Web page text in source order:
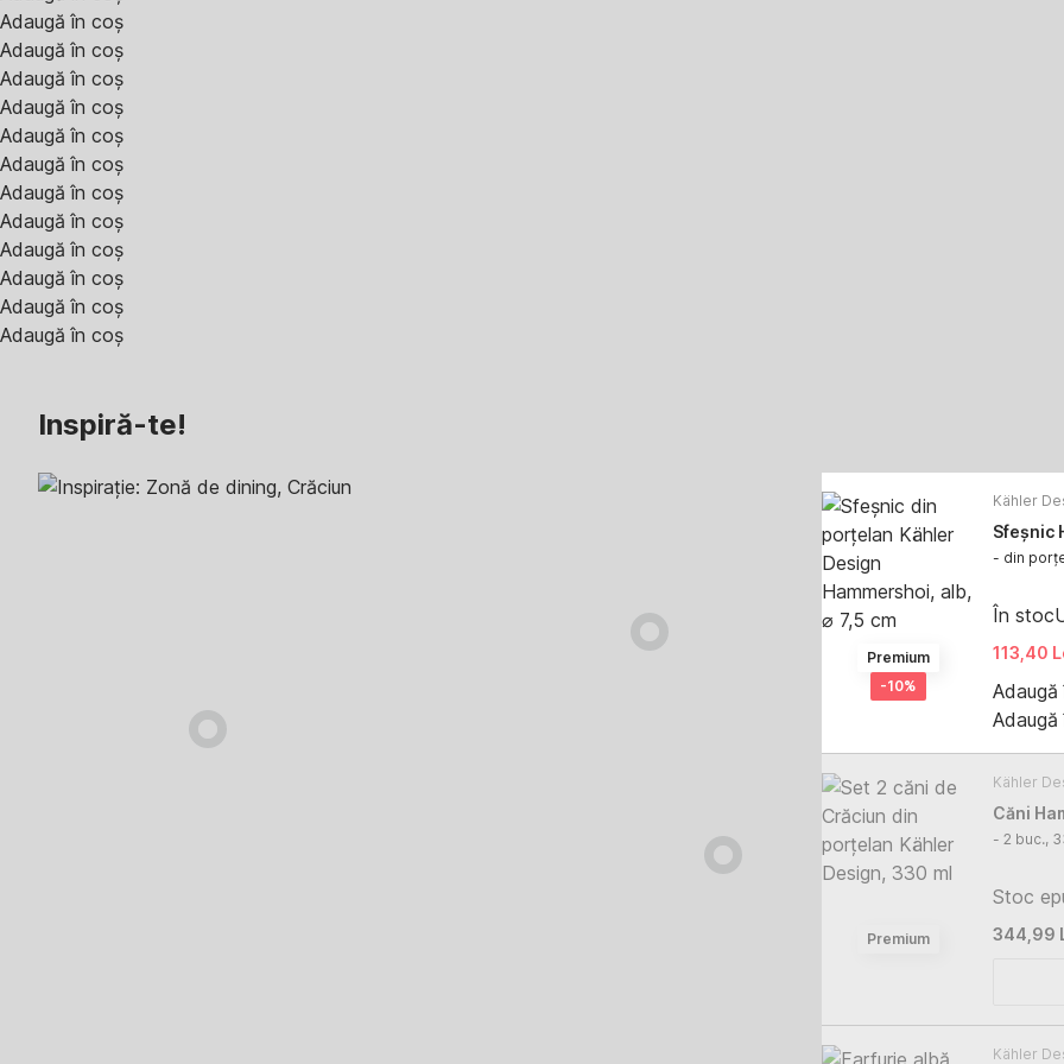
Adaugă în coș
Adaugă în coș
Adaugă în coș
Adaugă în coș
Adaugă în coș
Adaugă în coș
Adaugă în coș
Adaugă în coș
Adaugă în coș
Adaugă în coș
Adaugă în coș
Adaugă în coș
Inspiră-te!
Premium
-10%
Kähler
Sfeșnic
- din
În stoc
113,40
Premium
Kähler
Căni
Stoc
344,99
Kähler